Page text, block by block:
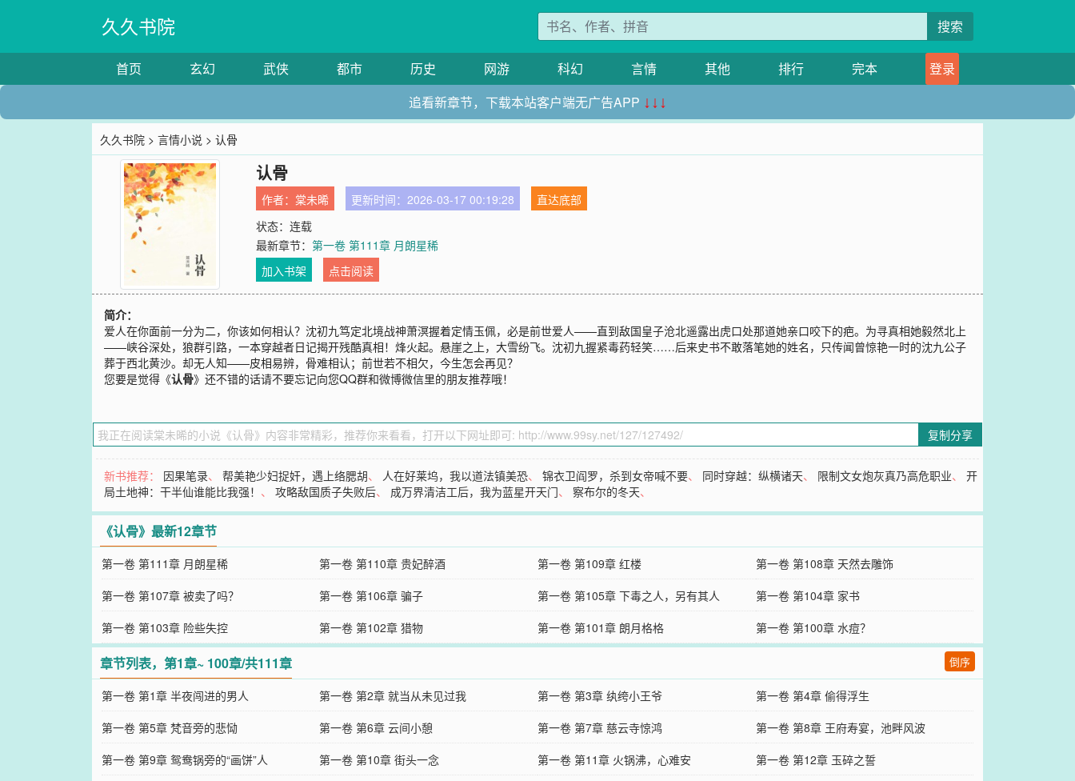
久久书院 搜索
首页 玄幻 武侠 都市 历史 网游 科幻 言情 其他 排行 完本
登录
追看新章节，下载本站客户端无广告APP ↓↓↓
久久书院 >言情小说 > 认骨
认骨
作者： 棠未晞 更新时间：2026-03-17 00:19:28
直达底部
状态：连载
最新章节：第一卷 第111章 月朗星稀
加入书架
点击阅读
简介：
爱人在你面前一分为二，你该如何相认？沈初九笃定北境战神萧溟握着定情玉佩，必是前世爱人——直到敌国皇子沧北遥露出虎口处那道她亲口咬下的疤。为寻真相她毅然北上
——峡谷深处，狼群引路，一本穿越者日记揭开残酷真相！烽火起。悬崖之上，大雪纷飞。沈初九握紧毒药轻笑……后来史书不敢落笔她的姓名，只传闻曾惊艳一时的沈九公子
葬于西北黄沙。却无人知——皮相易辨，骨难相认；前世若不相欠，今生怎会再见？
您要是觉得《认骨》还不错的话请不要忘记向您QQ群和微博微信里的朋友推荐哦！
复制分享
新书推荐： 因果笔录、帮美艳少妇捉奸，遇上络腮胡、 人在好莱坞，我以道法镇美恐、锦衣卫阎罗，杀到女帝喊不要、 同时穿越：纵横诸天、 限制文女炮灰真乃高危职业、开
局土地神：干半仙谁能比我强！ 、攻略敌国质子失败后、 成万界清洁工后，我为蓝星开天门、察布尔的冬天、
《认骨》最新12章节
第一卷 第111章 月朗星稀 第一卷 第110章 贵妃醉酒 第一卷 第109章 红楼
第一卷 第108章 天然去雕饰
第一卷 第107章 被卖了吗？
第一卷 第106章 骗子 第一卷 第105章 下毒之人，另有其人
第一卷 第104章 家书
第一卷 第103章 险些失控
第一卷 第102章 猎物 第一卷 第101章 朗月格格 第一卷 第100章 水痘？
章节列表，第1章~ 100章/共111章 倒序
第一卷 第1章 半夜闯进的男人 第一卷 第2章 就当从未见过我 第一卷 第3章 纨绔小王爷
第一卷 第4章 偷得浮生
第一卷 第5章 梵音旁的悲恸
第一卷 第6章 云间小憩 第一卷 第7章 慈云寺惊鸿
第一卷 第8章 王府寿宴，池畔风波
第一卷 第9章 鸳鸯锅旁的“画饼”人
第一卷 第10章 街头一念 第一卷 第11章 火锅沸，心难安
第一卷 第12章 玉碎之誓